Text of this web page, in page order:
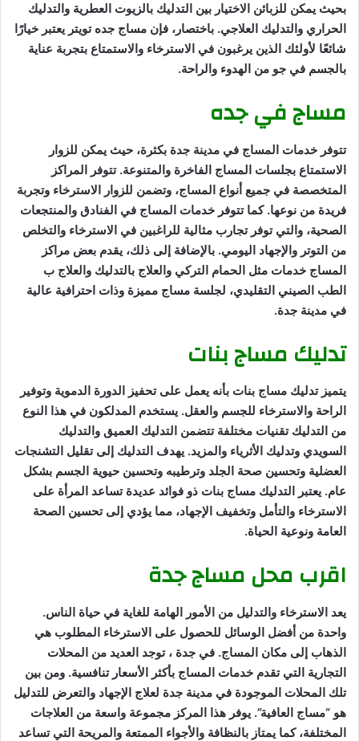
بحيث يمكن للزبائن الاختيار بين التدليك بالزيوت العطرية والتدليك
الحراري والتدليك العلاجي. باختصار، فإن مساج جده تويتر يعتبر خيارًا
شائعًا لأولئك الذين يرغبون في الاسترخاء والاستمتاع بتجربة عناية
بالجسم في جو من الهدوء والراحة.
مساج في جده
تتوفر خدمات المساج في مدينة جدة بكثرة، حيث يمكن للزوار
الاستمتاع بجلسات المساج الفاخرة والمتنوعة. تتوفر المراكز
المتخصصة في جميع أنواع المساج، وتضمن للزوار الاسترخاء وتجربة
فريدة من نوعها. كما تتوفر خدمات المساج في الفنادق والمنتجعات
الصحية، والتي توفر تجارب مثالية للراغبين في الاسترخاء والتخلص
من التوتر والإجهاد اليومي. بالإضافة إلى ذلك، يقدم بعض مراكز
المساج خدمات مثل الحمام التركي والعلاج بالتدليك والعلاج ب
الطب الصيني التقليدي، لجلسة مساج مميزة وذات احترافية عالية
في مدينة جدة.
تدليك مساج بنات
يتميز تدليك مساج بنات بأنه يعمل على تحفيز الدورة الدموية وتوفير
الراحة والاسترخاء للجسم والعقل. يستخدم المدلكون في هذا النوع
من التدليك تقنيات مختلفة تتضمن التدليك العميق والتدليك
السويدي وتدليك الأثرياء والمزيد. يهدف التدليك إلى تقليل التشنجات
العضلية وتحسين صحة الجلد وترطيبه وتحسين حيوية الجسم بشكل
عام. يعتبر التدليك مساج بنات ذو فوائد عديدة تساعد المرأة على
الاسترخاء والتأمل وتخفيف الإجهاد، مما يؤدي إلى تحسين الصحة
العامة ونوعية الحياة.
اقرب محل مساج جدة
يعد الاسترخاء والتدليل من الأمور الهامة للغاية في حياة الناس.
واحدة من أفضل الوسائل للحصول على الاسترخاء المطلوب هي
الذهاب إلى مكان المساج. في جدة ، توجد العديد من المحلات
التجارية التي تقدم خدمات المساج بأكثر الأسعار تنافسية. ومن بين
تلك المحلات الموجودة في مدينة جدة لعلاج الإجهاد والتعرض للتدليل
هو “مساج العافية”. يوفر هذا المركز مجموعة واسعة من العلاجات
المختلفة، كما يمتاز بالنظافة والأجواء الممتعة والمريحة التي تساعد